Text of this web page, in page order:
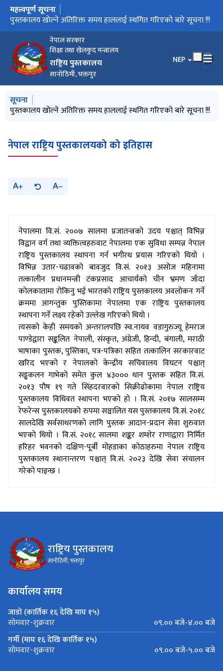
नेपाल सरकार
शिक्षा तथा खेलकुद मन्त्रालय
राष्ट्रिय पुस्तकालय
सानोठिमी, भक्तपुर
भाषा चयन गर्नुहोस्
NEP
मुख्य नेभिगेसनमा जानुहोस्
महत्त्वपूर्ण सूचना
पुस्तकालयको ६९ औँ वार्षिकोत्सव सम्पन्न
पुस्तकालय खोल्ने अतिरिक्त समय हाललाई स्थगित गरिएको बारे सूचना !!!
नेपाल राष्ट्रिय पुस्तकालयको ६८औँ वार्षिकोत्सव भव्य रूपमा सम्पन्न
अतिरिक्त समयमा कार्यालय खुल्ने सम्बन्धी सूचना ।
मुख्य नेभिगेसनमा जानुहोस्
सूचना
पुस्तकालय सरसफाइ, वृक्षारोपण तथा छलफल कार्यक्रम सम्पन्न
पुस्तकालय खोल्ने अतिरिक्त समय हाललाई स्थगित गरिएको बारे सूचना !!!
अतिरिक्त समयमा कार्यालय खुल्ने सम्बन्धी सूचना ।
नेपाल राष्ट्रिय पुस्तकालयको को इतिहास
A A
नेपालमा वि.सं. २००७ सालमा प्रजातन्त्रको उदय पश्चात् विभिन्न
विद्वान वर्ग तथा व्यक्तित्वहरुवाट नेपालमा एक सुविधा सम्पन्न नेपाल
राष्ट्रिय पुस्तकालय स्थापना गर्न भगीरथ प्रयास गरिएको थियो ।
विभिन्न उतार-चढावको बावजुद वि.सं. २०१३ असोज महिनामा
तत्कालीन प्रधानमन्त्री टंकप्रसाद आचार्यको चीन भ्रमण जाँदा
कोलकातामा रोकिनु भई भारतको राष्ट्रिय पुस्तकालय अवलोकन गर्ने
क्रममा आगन्तुक पुस्तिकामा नेपालमा एक राष्ट्रिय पुस्तकालय
स्थापना गर्ने लक्ष्य रहेको उल्लेख गरिएको थियो ।
त्यसको केही समयको अन्तरालपछि स्व.नायव वडागुरुज्यू हेमराज
पाण्डेद्वारा सङ्कलित नेपाली, संस्कृत, अंग्रेजी, हिन्दी, बंगाली, मराठी
भाषाका पुस्तक, पुस्तिका, पत्र-पत्रिका सहित तत्कालिन सरकारवाट
खरिद भएको र नेपालको केन्द्रीय सचिवालय विघटन पश्चात्
सड्ढकलन गाभेको समेत कुल ४३००० थान पुस्तक सहित वि.सं.
२०१३ पौष १९ गते सिंहदरवारको सिक्रीढोकामा नेपाल राष्ट्रिय
पुस्तकालय विधिवत स्थापना भएको हो । वि.सं. २०१७ सालसम्म
रेफरेन्स पुस्तकालयको रुपमा सञ्चालित यस पुस्तकालय वि.सं. २०१८
सालदेखि सर्वसाधरणको लागि पुस्तक आदान-प्रदान सेवा शुरुवात
भएको थियो । वि.सं. २०१८ सालमा शङ्कर शम्शेर राणाद्वारा निर्मित
हरिहर भवनको दक्षिण-पूर्बी मोहडाका कोठाहरुमा नेपाल राष्ट्रिय
पुस्तकालय स्थानान्तरण पश्चात् वि.सं. २०२३ देखि सेवा संचालन
गरेको पाइन्छ ।
राष्ट्रिय पुस्तकालय
सानोठिमी, भक्तपुर
कार्यालय समय
जाडो (कार्तिक १६ देखि माघ १५)
सोमवार-शुक्रवार
०९.०० बजे-४.०० बजे
गर्मी (माघ १६ देखि कार्तिक १५)
सोमवार-शुक्रवार ०९.०० बजे-५.०० बजे